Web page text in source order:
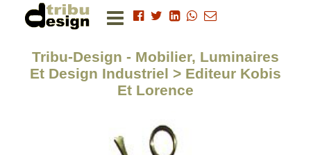
Tribu-Design - Mobilier, Luminaires
Et Design Industriel > Editeur Kobis
Et Lorence